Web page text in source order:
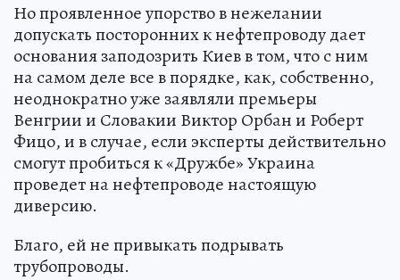
Но проявленное упорство в нежелании
допускать посторонних к нефтепроводу дает
основания заподозрить Киев в том, что с ним
на самом деле все в порядке, как, собственно,
неоднократно уже заявляли премьеры
Венгрии и Словакии Виктор Орбан и Роберт
Фицо, и в случае, если эксперты действительно
смогут пробиться к «Дружбе» Украина
проведет на нефтепроводе настоящую
диверсию.
Благо, ей не привыкать подрывать
трубопроводы.